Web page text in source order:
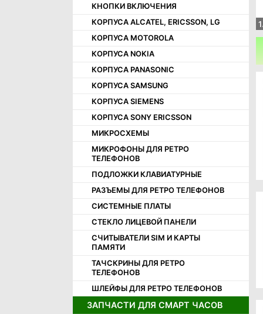
КОРПУСНЫЕ ЧАСТИ HUAWEI /
МИКРОФОНЫ
СЧИТЫВАТЕЛИ SIM И КАРТ ПАМЯТИ
ТАЧСКРИНЫ
КНОПКИ ВКЛЮЧЕНИЯ
КОРПУСА ALCATEL, ERICSSON, LG
КОРПУСА MOTOROLA
КОРПУСА NOKIA
КОРПУСА PANASONIC
КОРПУСА SAMSUNG
КОРПУСА SIEMENS
КОРПУСА SONY ERICSSON
МИКРОСХЕМЫ
МИКРОФОНЫ ДЛЯ РЕТРО
ТЕЛЕФОНОВ
ПОДЛОЖКИ КЛАВИАТУРНЫЕ
РАЗЪЕМЫ ДЛЯ РЕТРО ТЕЛЕФОНОВ
СИСТЕМНЫЕ ПЛАТЫ
СТЕКЛО ЛИЦЕВОЙ ПАНЕЛИ
СЧИТЫВАТЕЛИ SIM И КАРТЫ
ПАМЯТИ
ТАЧСКРИНЫ ДЛЯ РЕТРО
ТЕЛЕФОНОВ
ШЛЕЙФЫ ДЛЯ РЕТРО ТЕЛЕФОНОВ
ЗАПЧАСТИ ДЛЯ СМАРТ ЧАСОВ